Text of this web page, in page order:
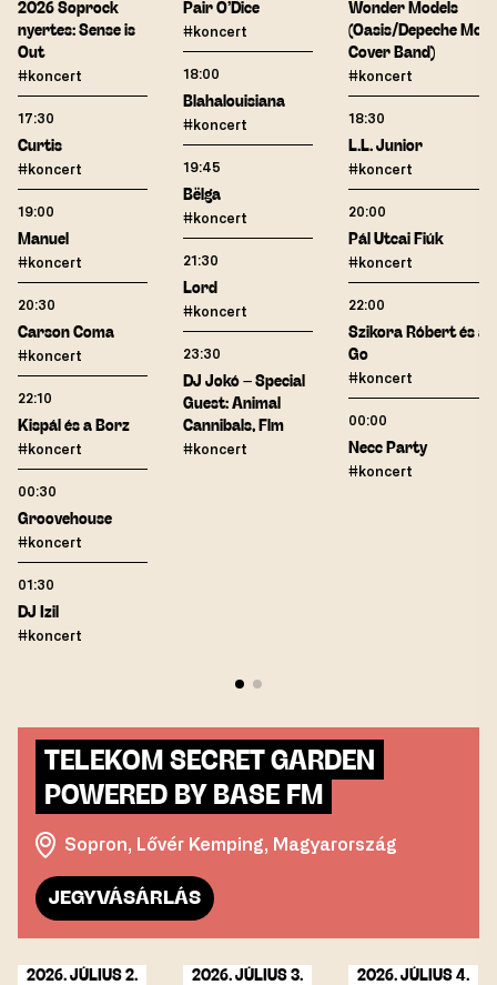
2026 Soprock
nyertes: Sense is
Out
#koncert
17:30
Curtis
#koncert
19:00
Manuel
#koncert
20:30
Carson Coma
#koncert
22:10
Kispál és a Borz
#koncert
00:30
Groovehouse
#koncert
01:30
DJ Izil
#koncert
Pair O’Dice
#koncert
18:00
Blahalouisiana
#koncert
19:45
Bëlga
#koncert
21:30
Lord
#koncert
23:30
DJ Jokó – Special
Guest: Animal
Cannibals, Flm
#koncert
Wonder Models
(Oasis/Depeche
Cover Band)
#koncert
18:30
L.L. Junior
#koncert
20:00
Pál Utcai Fiúk
#koncert
22:00
Szikora Róbert és az
Go
#koncert
00:00
Necc Party
#koncert
TELEKOM SECRET GARDEN
POWERED BY BASE FM
Sopron, Lővér Kemping, Magyarország
JEGYVÁSÁRLÁS
2026. JÚLIUS 2.
2026. JÚLIUS 3.
2026. JÚLIUS 4.